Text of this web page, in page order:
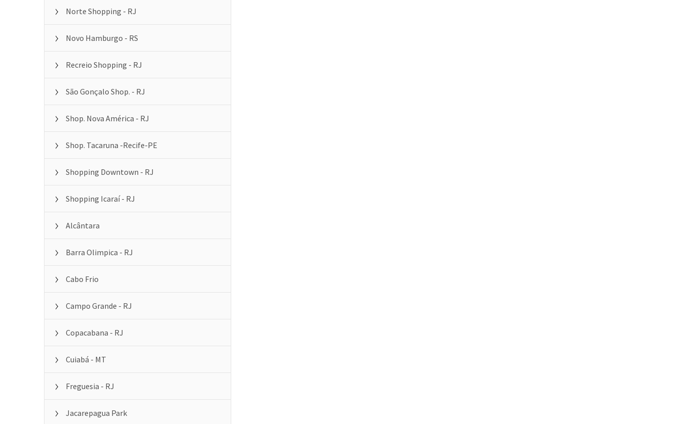
Norte Shopping - RJ
Novo Hamburgo - RS
Recreio Shopping - RJ
São Gonçalo Shop. - RJ
Shop. Nova América - RJ
Shop. Tacaruna -Recife-PE
Shopping Downtown - RJ
Shopping Icaraí - RJ
Alcântara
Barra Olimpica - RJ
Cabo Frio
Campo Grande - RJ
Copacabana - RJ
Cuiabá - MT
Freguesia - RJ
Jacarepagua Park